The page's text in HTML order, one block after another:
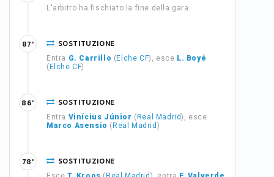
L'arbitro ha fischiato la fine della gara.
SOSTITUZIONE
Entra G. Carrillo ( Elche CF), esce L. Boyé
( Elche CF)
87'
SOSTITUZIONE
Entra Vinícius Júnior ( Real Madrid), esce
Marco Asensio ( Real Madrid )
86'
SOSTITUZIONE
78'